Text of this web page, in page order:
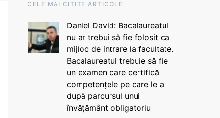
CELE MAI CITITE ARTICOLE
Daniel David: Bacalaureatul
nu ar trebui să fie folosit ca
mijloc de intrare la facultate.
Bacalaureatul trebuie să fie
un examen care certifică
competențele pe care le ai
după parcursul unui
învățământ obligatoriu